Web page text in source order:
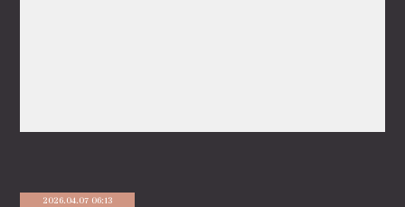
2026.04.07 06:13